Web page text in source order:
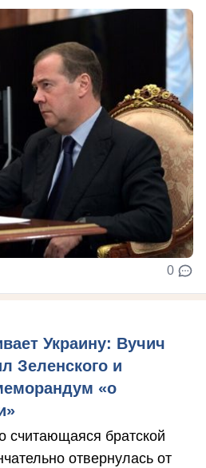
0
Украину: Вучич
Зеленского и
«о
считающаяся братской
отвернулась от